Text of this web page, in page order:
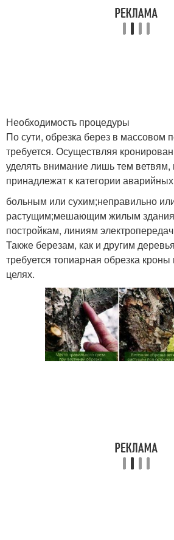
Необходимость процедуры
По сути, обрезка берез в массовом
требуется. Осуществляя
уделять внимание лишь тем ветвям,
принадлежат к категории
больным или сухим;неправильно
растущим;мешающим жилым
постройкам, линиям
Также березам, как и другим
требуется топиарная обрезка
целях.